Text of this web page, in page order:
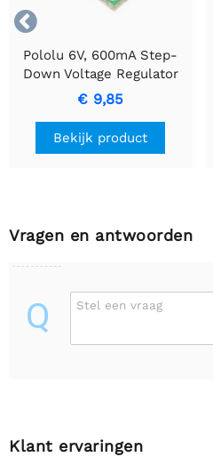

Pololu 6V, 600mA Step-
Down Voltage Regulator
D36V6F6
€ 9,85
Bekijk product
Vragen en antwoorden
Q Stel een vraag
Klant ervaringen